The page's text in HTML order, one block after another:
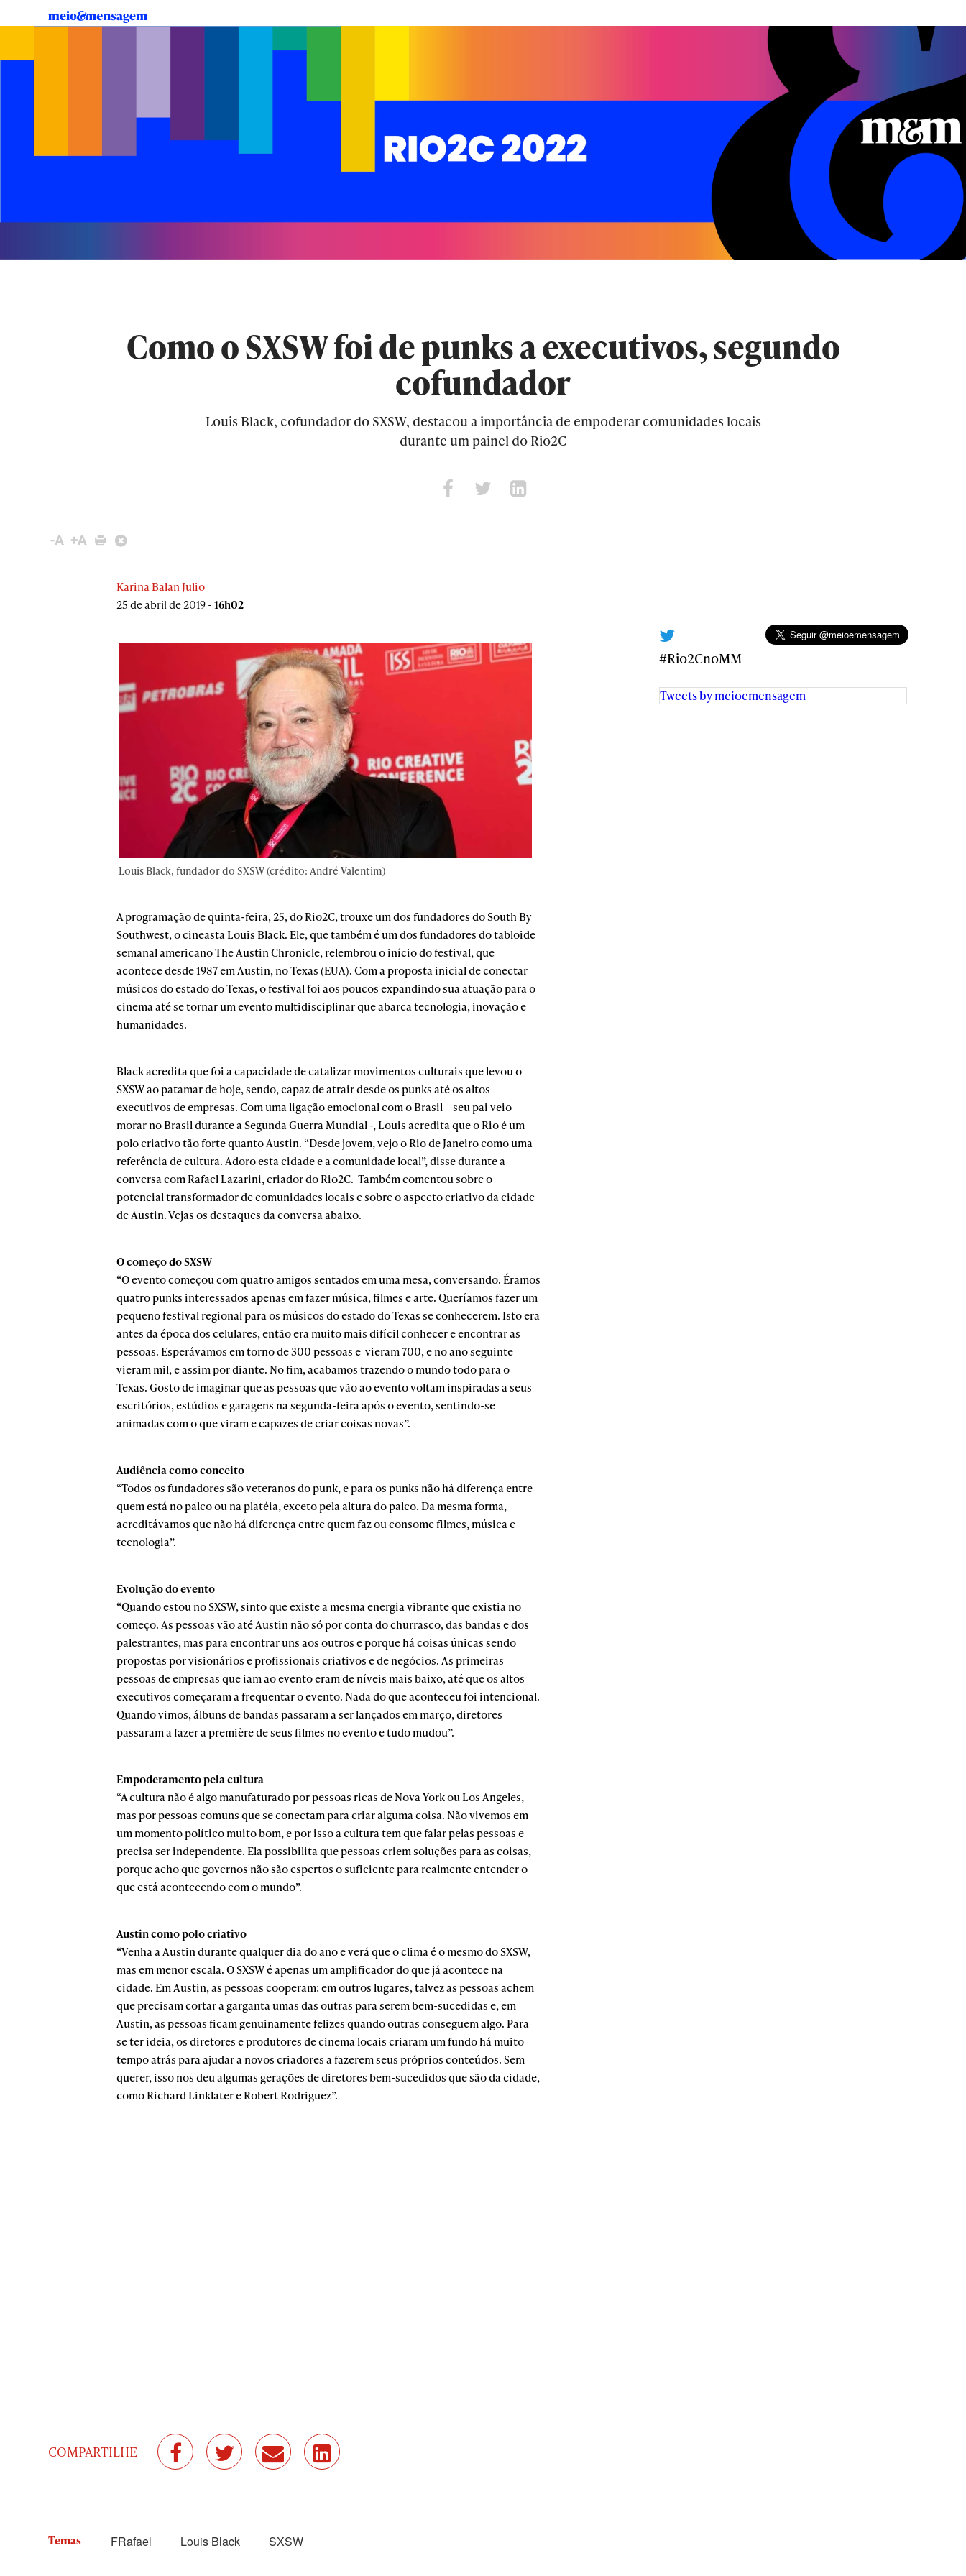
Como o SXSW foi de punks a executivos, segundo
cofundador
Louis Black, cofundador do SXSW, destacou a importância de empoderar comunidades locais
durante um painel do Rio2C
Karina Balan Julio
25 de abril de 2019 -16h02
Louis Black, fundador do SXSW (crédito: André Valentim)
A programação de quinta-feira, 25, do Rio2C, trouxe um dos fundadores do South By
Southwest, o cineasta Louis Black. Ele, que também é um dos fundadores do tabloide
semanal americano The Austin Chronicle, relembrou o início do festival, que
acontece desde 1987 em Austin, no Texas (EUA). Com a proposta inicial de conectar
músicos do estado do Texas, o festival foi aos poucos expandindo sua atuação para o
cinema até se tornar um evento multidisciplinar que abarca tecnologia, inovação e
humanidades.
Black acredita que foi a capacidade de catalizar movimentos culturais que levou o
SXSW ao patamar de hoje, sendo, capaz de atrair desde os punks até os altos
executivos de empresas. Com uma ligação emocional com o Brasil – seu pai veio
morar no Brasil durante a Segunda Guerra Mundial -, Louis acredita que o Rio é um
polo criativo tão forte quanto Austin. “Desde jovem, vejo o Rio de Janeiro como uma
referência de cultura. Adoro esta cidade e a comunidade local”, disse durante a
conversa com Rafael Lazarini, criador do Rio2C. Também comentou sobre o
potencial transformador de comunidades locais e sobre o aspecto criativo da cidade
de Austin. Vejas os destaques da conversa abaixo.
O começo do SXSW
“O evento começou com quatro amigos sentados em uma mesa, conversando. Éramos
quatro punks interessados apenas em fazer música, filmes e arte. Queríamos fazer um
pequeno festival regional para os músicos do estado do Texas se conhecerem. Isto era
antes da época dos celulares, então era muito mais difícil conhecer e encontrar as
pessoas. Esperávamos em torno de 300 pessoas e vieram 700, e no ano seguinte
vieram mil, e assim por diante. No fim, acabamos trazendo o mundo todo para o
Texas. Gosto de imaginar que as pessoas que vão ao evento voltam inspiradas a seus
escritórios, estúdios e garagens na segunda-feira após o evento, sentindo-se
animadas com o que viram e capazes de criar coisas novas”.
Audiência como conceito
“Todos os fundadores são veteranos do punk, e para os punks não há diferença entre
quem está no palco ou na platéia, exceto pela altura do palco. Da mesma forma,
acreditávamos que não há diferença entre quem faz ou consome filmes, música e
tecnologia”.
Evolução do evento
“Quando estou no SXSW, sinto que existe a mesma energia vibrante que existia no
começo. As pessoas vão até Austin não só por conta do churrasco, das bandas e dos
palestrantes, mas para encontrar uns aos outros e porque há coisas únicas sendo
propostas por visionários e profissionais criativos e de negócios. As primeiras
pessoas de empresas que iam ao evento eram de níveis mais baixo, até que os altos
executivos começaram a frequentar o evento. Nada do que aconteceu foi intencional.
Quando vimos, álbuns de bandas passaram a ser lançados em março, diretores
passaram a fazer a première de seus filmes no evento e tudo mudou”.
Empoderamento pela cultura
“A cultura não é algo manufaturado por pessoas ricas de Nova York ou Los Angeles,
mas por pessoas comuns que se conectam para criar alguma coisa. Não vivemos em
um momento político muito bom, e por isso a cultura tem que falar pelas pessoas e
precisa ser independente. Ela possibilita que pessoas criem soluções para as coisas,
porque acho que governos não são espertos o suficiente para realmente entender o
que está acontecendo com o mundo”.
Austin como polo criativo
“Venha a Austin durante qualquer dia do ano e verá que o clima é o mesmo do SXSW,
mas em menor escala. O SXSW é apenas um amplificador do que já acontece na
cidade. Em Austin, as pessoas cooperam: em outros lugares, talvez as pessoas achem
que precisam cortar a garganta umas das outras para serem bem-sucedidas e, em
Austin, as pessoas ficam genuinamente felizes quando outras conseguem algo. Para
se ter ideia, os diretores e produtores de cinema locais criaram um fundo há muito
tempo atrás para ajudar a novos criadores a fazerem seus próprios conteúdos. Sem
querer, isso nos deu algumas gerações de diretores bem-sucedidos que são da cidade,
como Richard Linklater e Robert Rodriguez”.
COMPARTILHE
Temas FRafael Louis Black SXSW
#Rio2CnoMM
Tweets by meioemensagem